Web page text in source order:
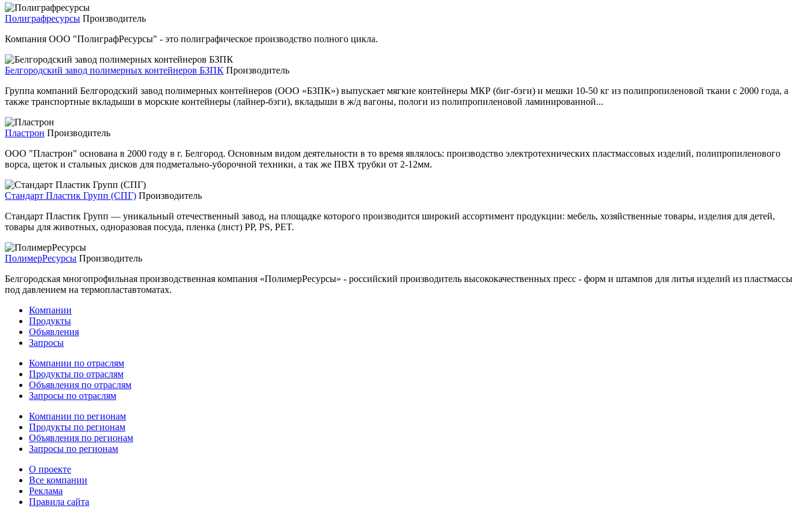
Полиграфресурсы Производитель
Компания ООО "ПолиграфРесурсы" - это полиграфическое производство полного цикла.
Белгородский завод полимерных контейнеров БЗПК Производитель
Группа компаний Белгородский завод полимерных контейнеров (ООО «БЗПК») выпускает мягкие контейнеры МКР (биг-бэги) и мешки 10-50 кг из полипропиленовой ткани с 2000 года, а
также транспортные вкладыши в морские контейнеры (лайнер-бэги), вкладыши в ж/д вагоны, пологи из полипропиленовой ламинированной...
Пластрон Производитель
ООО "Пластрон" основана в 2000 году в г. Белгород. Основным видом деятельности в то время являлось: производство электротехнических пластмассовых изделий, полипропиленового
ворса, щеток и стальных дисков для подметально-уборочной техники, а так же ПВХ трубки от 2-12мм.
Стандарт Пластик Групп (СПГ) Производитель
Стандарт Пластик Групп — уникальный отечественный завод, на площадке которого производится широкий ассортимент продукции: мебель, хозяйственные товары, изделия для детей,
товары для животных, одноразовая посуда, пленка (лист) PP, PS, PET.
ПолимерРесурсы Производитель
Белгородская многопрофильная производственная компания «ПолимерРесурсы» - российский производитель высококачественных пресс - форм и штампов для литья изделий из пластмассы
под давлением на термопластавтоматах.
Компании
Продукты
Объявления
Запросы
Компании по отраслям
Продукты по отраслям
Объявления по отраслям
Запросы по отраслям
Компании по регионам
Продукты по регионам
Объявления по регионам
Запросы по регионам
О проекте
Все компании
Реклама
Правила сайта